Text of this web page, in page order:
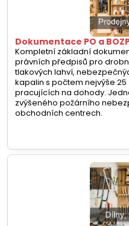
Dokumentace PO a
Kompletní základní
právních předpisů pro
tlakových lahví,
kapalin s počtem nejvýše
pracujících na dohody.
zvýšeného požárního
obchodních centrech.